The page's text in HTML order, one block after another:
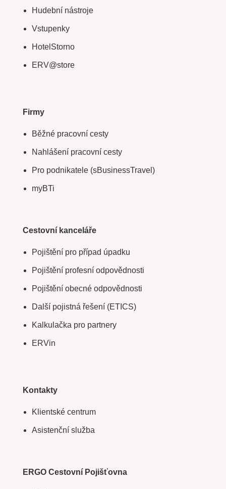
Hudební nástroje
Vstupenky
HotelStorno
ERV@store
Firmy
Běžné pracovní cesty
Nahlášení pracovní cesty
Pro podnikatele (sBusinessTravel)
myBTi
Cestovní kanceláře
Pojištění pro případ úpadku
Pojištění profesní odpovědnosti
Pojištění obecné odpovědnosti
Další pojistná řešení (ETICS)
Kalkulačka pro partnery
ERVin
Kontakty
Klientské centrum
Asistenční služba
ERGO Cestovní Pojišťovna